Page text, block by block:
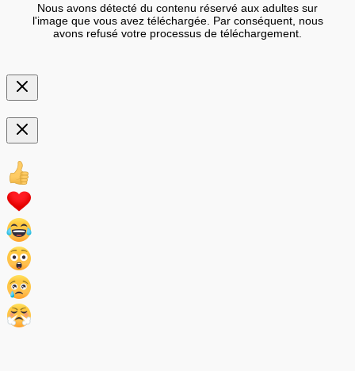
Nous avons détecté du contenu réservé aux adultes sur
l'image que vous avez téléchargée. Par conséquent, nous
avons refusé votre processus de téléchargement.